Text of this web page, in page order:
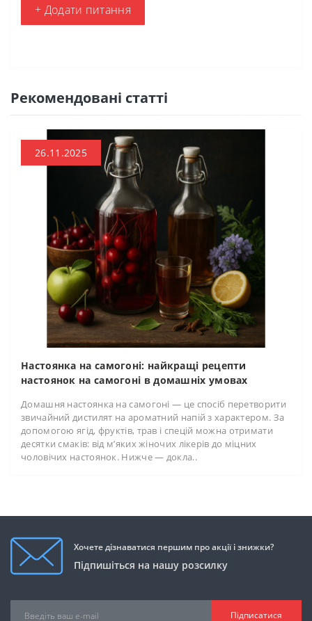
+ Додати питання
Рекомендовані статті
26.11.2025
Настоянка на самогоні: найкращі рецепти
настоянок на самогоні в домашніх умовах
Домашня настоянка на самогоні — це спосіб перетворити
звичайний дистилят на ароматний напій з характером. За
допомогою ягід, фруктів, трав і спецій можна отримати
десятки смаків: від м’яких жіночих лікерів до міцних
чоловічих настоянок. Нижче — докла..
Хочете дізнаватися першим про акції і знижки?
Підпишіться на нашу розсилку
Підписатися